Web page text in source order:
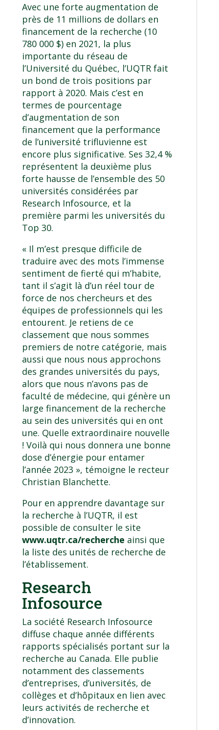
Avec une forte augmentation de
près de 11 millions de dollars en
financement de la recherche (10
780 000 $) en 2021, la plus
importante du réseau de
l’Université du Québec, l’UQTR fait
un bond de trois positions par
rapport à 2020. Mais c’est en
termes de pourcentage
d’augmentation de son
financement que la performance
de l’université trifluvienne est
encore plus significative. Ses 32,4 %
représentent la deuxième plus
forte hausse de l’ensemble des 50
universités considérées par
Research Infosource, et la
première parmi les universités du
Top 30.
« Il m’est presque difficile de
traduire avec des mots l’immense
sentiment de fierté qui m’habite,
tant il s’agit là d’un réel tour de
force de nos chercheurs et des
équipes de professionnels qui les
entourent. Je retiens de ce
classement que nous sommes
premiers de notre catégorie, mais
aussi que nous nous approchons
des grandes universités du pays,
alors que nous n’avons pas de
faculté de médecine, qui génère un
large financement de la recherche
au sein des universités qui en ont
une. Quelle extraordinaire nouvelle
! Voilà qui nous donnera une bonne
dose d’énergie pour entamer
l’année 2023 », témoigne le recteur
Christian Blanchette.
Pour en apprendre davantage sur
la recherche à l’UQTR, il est
possible de consulter le site
www.uqtr.ca/recherche ainsi que
la liste des unités de recherche de
l’établissement.
Research
Infosource
La société Research Infosource
diffuse chaque année différents
rapports spécialisés portant sur la
recherche au Canada. Elle publie
notamment des classements
d’entreprises, d’universités, de
collèges et d’hôpitaux en lien avec
leurs activités de recherche et
d’innovation.